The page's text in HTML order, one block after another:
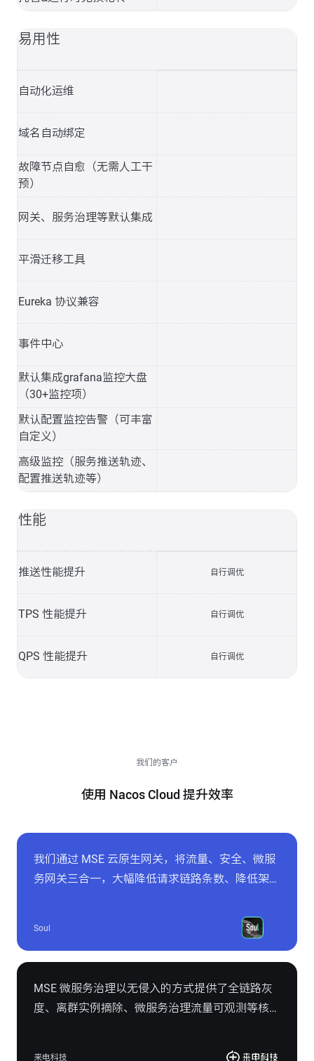
易用性
自动化运维
域名自动绑定
故障节点自愈（无需人工干
预）
网关、服务治理等默认集成
平滑迁移工具
Eureka 协议兼容
事件中心
默认集成grafana监控大盘
（30+监控项）
默认配置监控告警（可丰富
自定义）
高级监控（服务推送轨迹、
配置推送轨迹等）
性能
推送性能提升 自行调优
TPS 性能提升 自行调优
QPS 性能提升 自行调优
我们的客户
使用 Nacos Cloud 提升效率
我们通过 MSE 云原生网关，将流量、安全、微服
务网关三合一，大幅降低请求链路条数、降低架构
RT 峰值从 500ms 下降至峰值 50ms ，服务发布期
Soul
MSE 微服务治理以无侵入的方式提供了全链路灰
度、离群实例摘除、微服务治理流量可观测等核心
技在云上快速构建起完整微服务治理体系，有效提
来电科技